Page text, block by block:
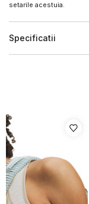
setarile acestuia.
Specificatii